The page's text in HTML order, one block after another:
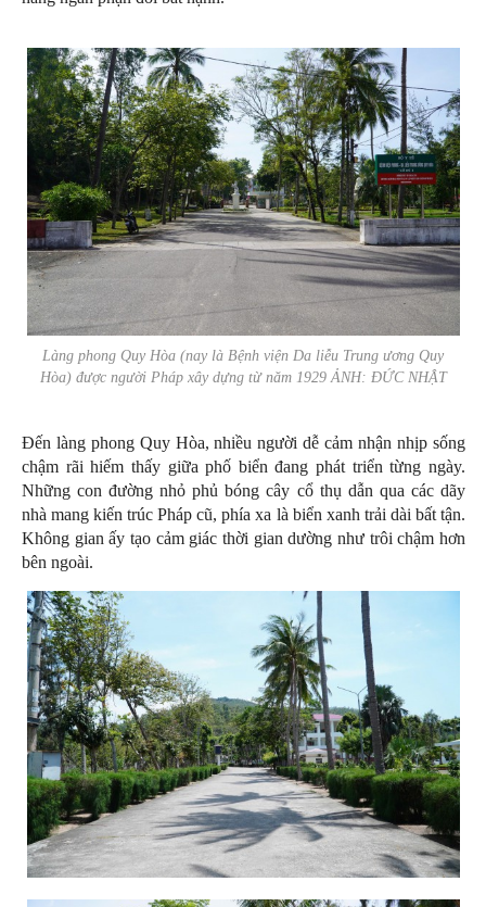
Làng phong Quy Hòa (nay là Bệnh viện Da liễu Trung ương Quy
Hòa) được người Pháp xây dựng từ năm 1929 ẢNH: ĐỨC NHẬT
Đến làng phong Quy Hòa, nhiều người dễ cảm nhận nhịp sống
chậm rãi hiếm thấy giữa phố biển đang phát triển từng ngày.
Những con đường nhỏ phủ bóng cây cổ thụ dẫn qua các dãy
nhà mang kiến trúc Pháp cũ, phía xa là biển xanh trải dài bất tận.
Không gian ấy tạo cảm giác thời gian dường như trôi chậm hơn
bên ngoài.